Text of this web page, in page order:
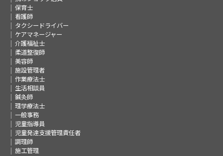
保育士
看護師
タクシードライバー
ケアマネージャー
介護福祉士
柔道整復師
美容師
施設管理者
作業療法士
生活相談員
鍼灸師
理学療法士
一般事務
児童指導員
児童発達支援管理責任者
調理師
施工管理